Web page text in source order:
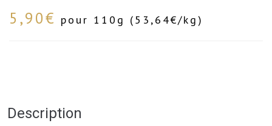
5,90€ pour 110g (53,64€/kg)
Description